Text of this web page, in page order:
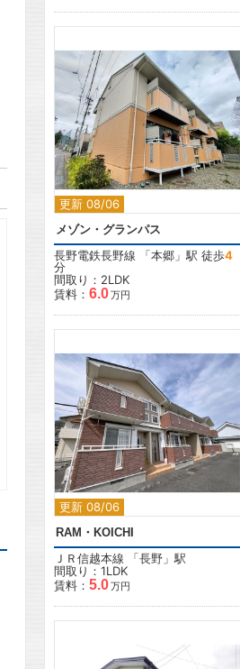
更新 08/06
メゾン・グランパス
長野電鉄長野線 「本郷 」駅 徒歩4
分
間取り：2LDK
賃料： 6.0万円
更新 08/06
2
RAM・KOICHI
ＪＲ信越本線 「長野 」駅
間取り：1LDK
賃料： 5.0万円